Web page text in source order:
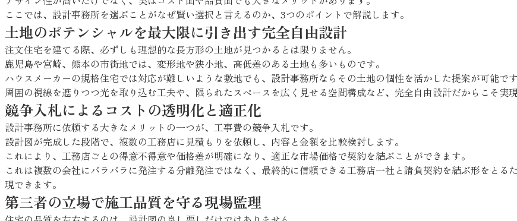
ここでは、設計事務所を選ぶことがなぜ賢い選択と言えるのか、3つのポイントで解説します。
土地のポテンシャルを最大限に引き出す完全自由設計
注文住宅を建てる際、必ずしも理想的な長方形の土地が見つかるとは限りません。
鹿児島や宮崎、熊本の市街地では、変形地や狭小地、高低差のある土地も多いものです。
ハウスメーカーの規格住宅では対応が難しいような敷地でも、設計事務所ならその土地の個性を活かした提案が可能です
周囲の視線を遮りつつ光を取り込む工夫や、限られたスペースを広く見せる空間構成など、完全自由設計だからこそ実
競争入札によるコストの透明化と適正化
設計事務所に依頼する大きなメリットの一つが、工事費の競争入札です。
設計図が完成した段階で、複数の工務店に見積もりを依頼し、内容と金額を比較検討します。
これにより、工務店ごとの得意不得意や価格差が明確になり、適正な市場価格で契約を結ぶことができます。
これは複数の会社にバラバラに発注する分離発注ではなく、最終的に信頼できる工務店一社と請負契約を結ぶ形をと
現できます。
第三者の立場で施工品質を守る現場監理